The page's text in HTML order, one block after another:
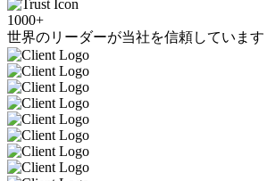
1000+
世界のリーダーが当社を信頼しています